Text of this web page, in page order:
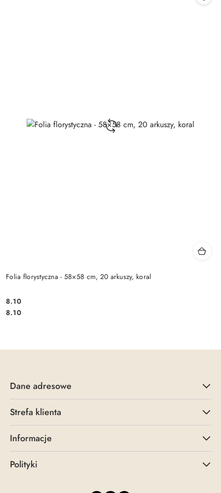
Folia florystyczna - 58×58 cm, 20 arkuszy, koral
Cena:
8.10
Cena:
8.10
Dane adresowe
Strefa klienta
Informacje
Polityki